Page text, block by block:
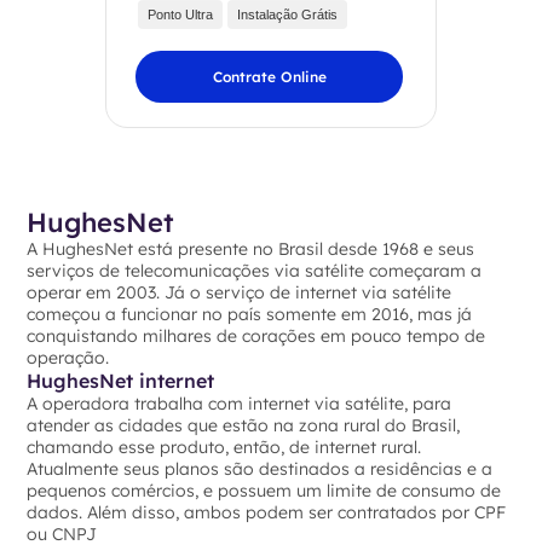
Ponto Ultra Instalação Grátis
Contrate Online
HughesNet
A HughesNet está presente no Brasil desde 1968 e seus
serviços de telecomunicações via satélite começaram a
operar em 2003. Já o serviço de internet via satélite
começou a funcionar no país somente em 2016, mas já
conquistando milhares de corações em pouco tempo de
operação.
HughesNet internet
A operadora trabalha com internet via satélite, para
atender as cidades que estão na zona rural do Brasil,
chamando esse produto, então, de internet rural.
Atualmente seus planos são destinados a residências e a
pequenos comércios, e possuem um limite de consumo de
dados. Além disso, ambos podem ser contratados por CPF
ou CNPJ